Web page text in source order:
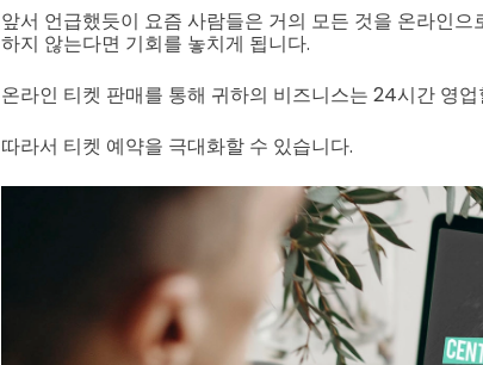
앞서 언급했듯이 요즘 사람들은 거의 모든 것을 온라인
하지 않는다면 기회를 놓치게 됩니다.
온라인 티켓 판매를 통해 귀하의 비즈니스는 24시간 영
따라서 티켓 예약을 극대화할 수 있습니다.